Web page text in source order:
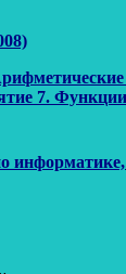
7.
информатике,